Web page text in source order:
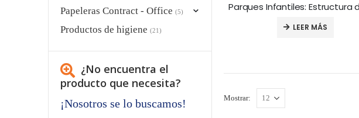
LEER MÁS
Mostrar:
Papeleras Contract - Office (5)
Productos de higiene (21)
¿No encuentra el
producto que necesita?
¡Nosotros se lo buscamos!